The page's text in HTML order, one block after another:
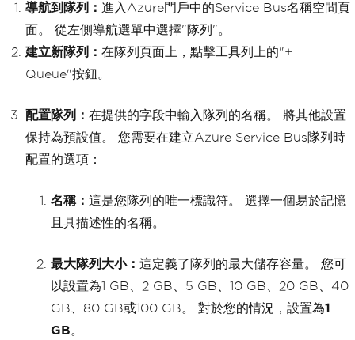
導航到隊列： 進入Azure門戶中的Service Bus名稱空間頁
面。 從左側導航選單中選擇"隊列"。
建立新隊列： 在隊列頁面上，點擊工具列上的"+
Queue"按鈕。
配置隊列： 在提供的字段中輸入隊列的名稱。 將其他設置
保持為預設值。 您需要在建立Azure Service Bus隊列時
配置的選項：
名稱： 這是您隊列的唯一標識符。 選擇一個易於記憶
且具描述性的名稱。
最大隊列大小： 這定義了隊列的最大儲存容量。 您可
以設置為1 GB、2 GB、5 GB、10 GB、20 GB、40
GB、80 GB或100 GB。 對於您的情況，設置為1
GB。